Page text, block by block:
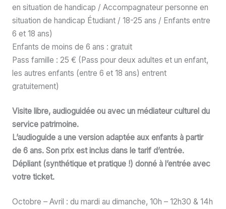
en situation de handicap / Accompagnateur personne en
situation de handicap Étudiant / 18-25 ans / Enfants entre
6 et 18 ans)
Enfants de moins de 6 ans : gratuit
Pass famille : 25 € (Pass pour deux adultes et un enfant,
les autres enfants (entre 6 et 18 ans) entrent
gratuitement)
Visite libre, audioguidée ou avec un médiateur culturel du
service patrimoine.
L’audioguide a une version adaptée aux enfants à partir
de 6 ans. Son prix est inclus dans le tarif d’entrée.
Dépliant (synthétique et pratique !) donné à l’entrée avec
votre ticket.
Octobre – Avril : du mardi au dimanche, 10h – 12h30 & 14h